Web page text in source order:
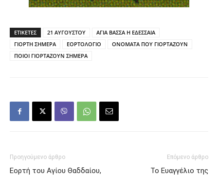
ΕΤΙΚΕΤΕΣ 21 ΑΥΓΟΥΣΤΟΥ
ΑΓΙΑ ΒΑΣΣΑ Η ΕΔΕΣΣΑΙΑ
ΓΙΟΡΤΗ ΣΗΜΕΡΑ
ΕΟΡΤΟΛΟΓΙΟ
ΟΝΟΜΑΤΑ ΠΟΥ ΓΙΟΡΤΑΖΟΥΝ
ΠΟΙΟΙ ΓΙΟΡΤΑΖΟΥΝ ΣΗΜΕΡΑ
Προηγούμενο άρθρο
Εορτή του Αγίου Θαδδαίου,
Επόμενο άρθρο
Το Ευαγγέλιο της